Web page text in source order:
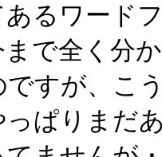
あるワード
で全く分
ですが、こ
ぱりまだ